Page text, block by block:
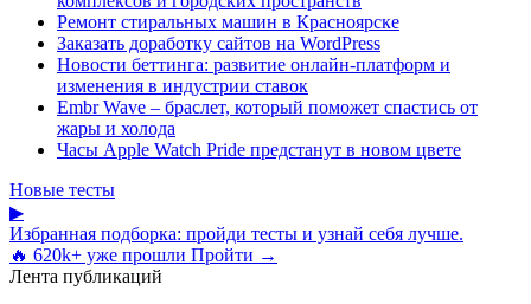
Ремонт стиральных машин в Красноярске
Заказать доработку сайтов на WordPress
Новости беттинга: развитие онлайн-платформ и
изменения в индустрии ставок
Embr Wave – браслет, который поможет спастись от
жары и холода
Часы Apple Watch Pride предстанут в новом цвете
Новые тесты
▶
Избранная подборка: пройди тесты и узнай себя лучше.
🔥 620k+ уже прошли Пройти →
Лента публикаций